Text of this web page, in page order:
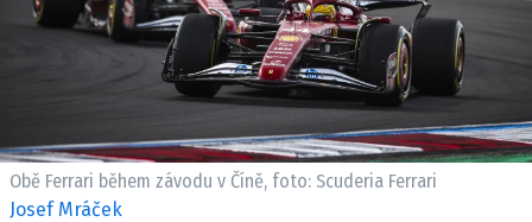
ROZHOVORY
OSTATNÍ
ETICKÝ KODEX
Obě Ferrari během závodu v Číně, foto: Scuderia Ferrari
Josef Mráček